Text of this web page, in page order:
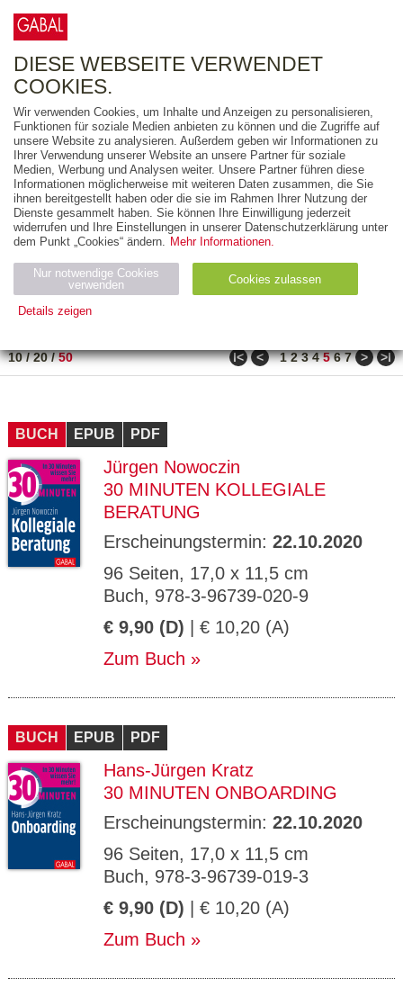
FREITEXT
AUSGABEART
AUS DER REIHE
ZUM THEMA
Neuerscheinung
Bestseller
PREIS
10/20/50 ǀ< < 1 2 3 4 5 6 7 > >ǀ
BUCH EPUB PDF
Jürgen Nowoczin
30 MINUTEN KOLLEGIALE
BERATUNG
Erscheinungstermin: 22.10.2020
96 Seiten, 17,0 x 11,5 cm
Buch, 978-3-96739-020-9
€ 9,90 (D) | € 10,20 (A)
Zum Buch
BUCH EPUB PDF
Hans-Jürgen Kratz
30 MINUTEN ONBOARDING
Erscheinungstermin: 22.10.2020
96 Seiten, 17,0 x 11,5 cm
Buch, 978-3-96739-019-3
€ 9,90 (D) | € 10,20 (A)
Zum Buch
DIESE WEBSEITE VERWENDET
COOKIES.
Wir verwenden Cookies, um Inhalte und Anzeigen zu personalisieren,
Funktionen für soziale Medien anbieten zu können und die Zugriffe auf
unsere Website zu analysieren. Außerdem geben wir Informationen zu
Ihrer Verwendung unserer Website an unsere Partner für soziale
Medien, Werbung und Analysen weiter. Unsere Partner führen diese
Informationen möglicherweise mit weiteren Daten zusammen, die Sie
ihnen bereitgestellt haben oder die sie im Rahmen Ihrer Nutzung der
Dienste gesammelt haben. Sie können Ihre Einwilligung jederzeit
widerrufen und Ihre Einstellungen in unserer Datenschutzerklärung unter
dem Punkt „Cookies“ ändern. Mehr Informationen.
Nur notwendige Cookies
verwenden
Cookies zulassen
Details zeigen
Name Zweck
Ty
ESSION
_ID
verlag.
de
Session verwendet
GV_CO
OKIES
gabal-
Speichert den Zustimmungsstatus des
Benutzers für Cookies auf der aktuellen
Domäne.